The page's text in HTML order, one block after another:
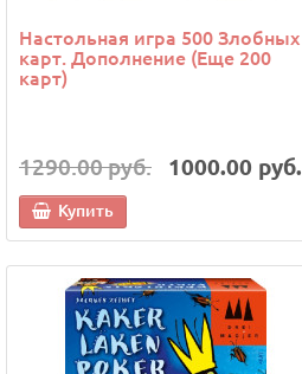
Настольная игра 500 Злобных
карт. Дополнение (Еще 200
карт)
1290.00 руб. 1000.00 руб.
Купить